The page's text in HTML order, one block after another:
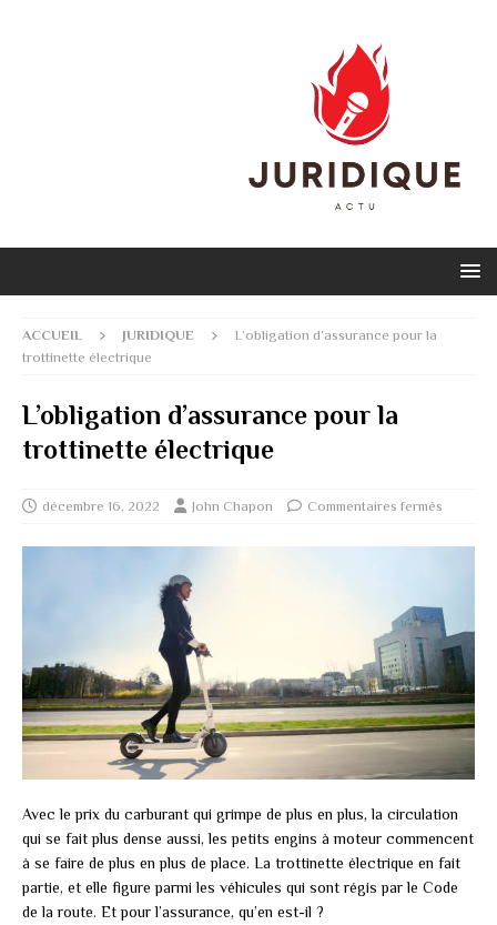
ACCUEIL JURIDIQUE
L’obligation d’assurance pour la
trottinette électrique
L’obligation d’assurance pour la
trottinette électrique
décembre 16, 2022 John Chapon Commentaires fermés
Avec le prix du carburant qui grimpe de plus en plus, la circulation
qui se fait plus dense aussi, les petits engins à moteur commencent
à se faire de plus en plus de place. La trottinette électrique en fait
partie, et elle figure parmi les véhicules qui sont régis par le Code
de la route. Et pour l’assurance, qu’en est-il ?